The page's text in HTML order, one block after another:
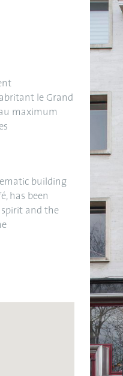
le Grand
maximum
building
has been
and the